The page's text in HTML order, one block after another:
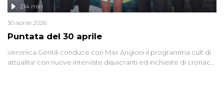
Puntata del 30 aprile
214 min
30 aprile 2026
Veronica Gentili conduce con Max Angioni il programma cult di
attualita' con nuove interviste dissacranti ed inchieste di cronaca